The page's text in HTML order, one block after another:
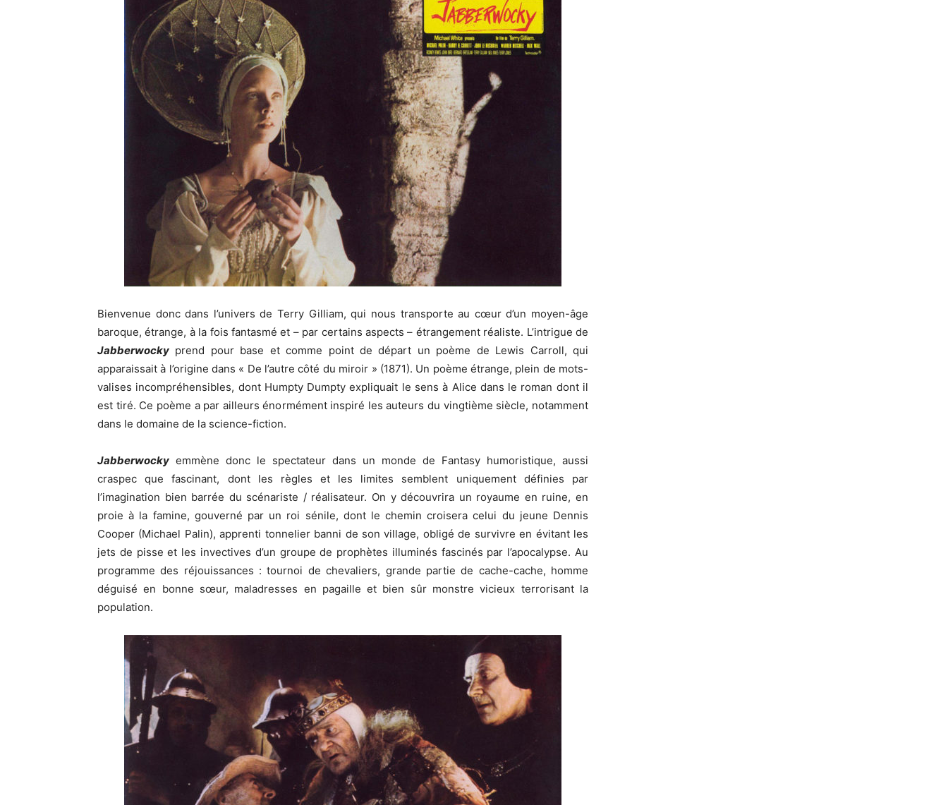
Bienvenue donc dans l’univers de Terry Gilliam, qui nous transporte au cœur d’un moyen-âge
baroque, étrange, à la fois fantasmé et – par certains aspects – étrangement réaliste. L’intrigue de
Jabberwocky prend pour base et comme point de départ un poème de Lewis Carroll, qui
apparaissait à l’origine dans « De l’autre côté du miroir » (1871). Un poème étrange, plein de mots-
valises incompréhensibles, dont Humpty Dumpty expliquait le sens à Alice dans le roman dont il
est tiré. Ce poème a par ailleurs énormément inspiré les auteurs du vingtième siècle, notamment
dans le domaine de la science-fiction.
Jabberwocky emmène donc le spectateur dans un monde de Fantasy humoristique, aussi
craspec que fascinant, dont les règles et les limites semblent uniquement définies par
l’imagination bien barrée du scénariste / réalisateur. On y découvrira un royaume en ruine, en
proie à la famine, gouverné par un roi sénile, dont le chemin croisera celui du jeune Dennis
Cooper (Michael Palin), apprenti tonnelier banni de son village, obligé de survivre en évitant les
jets de pisse et les invectives d’un groupe de prophètes illuminés fascinés par l’apocalypse. Au
programme des réjouissances : tournoi de chevaliers, grande partie de cache-cache, homme
déguisé en bonne sœur, maladresses en pagaille et bien sûr monstre vicieux terrorisant la
population.